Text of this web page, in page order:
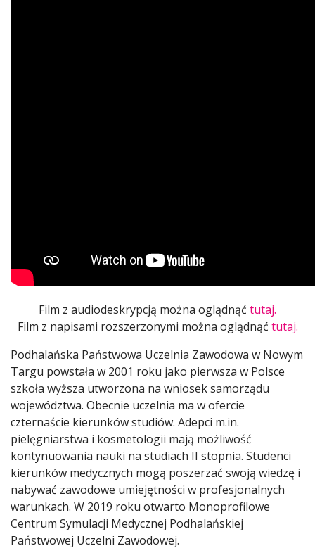
Film z audiodeskrypcją można oglądnąć tutaj.
Film z napisami rozszerzonymi można oglądnąć tutaj.
Podhalańska Państwowa Uczelnia Zawodowa w Nowym
Targu powstała w 2001 roku jako pierwsza w Polsce
szkoła wyższa utworzona na wniosek samorządu
województwa. Obecnie uczelnia ma w ofercie
czternaście kierunków studiów. Adepci m.in.
pielęgniarstwa i kosmetologii mają możliwość
kontynuowania nauki na studiach II stopnia. Studenci
kierunków medycznych mogą poszerzać swoją wiedzę i
nabywać zawodowe umiejętności w profesjonalnych
warunkach. W 2019 roku otwarto Monoprofilowe
Centrum Symulacji Medycznej Podhalańskiej
Państwowej Uczelni Zawodowej.